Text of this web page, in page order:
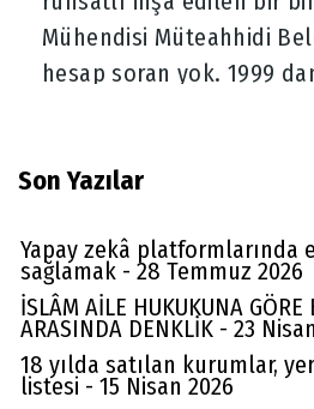
Mühendisi Müteahhidi
hesap soran yok. 1999
inşaat lobileri
Son Yazılar
Yapay zekâ platformlarında
sağlamak - 28 Temmuz 2026
İSLÂM AİLE HUKUKUNA GÖRE
ARASINDA DENKLİK - 23
18 yılda satılan kurumlar,
listesi - 15 Nisan 2026